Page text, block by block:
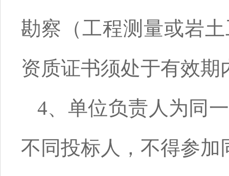
勘察（工程测量或岩
资质证书须处于有效期
4、单位负责人为同
不同投标人，不得参